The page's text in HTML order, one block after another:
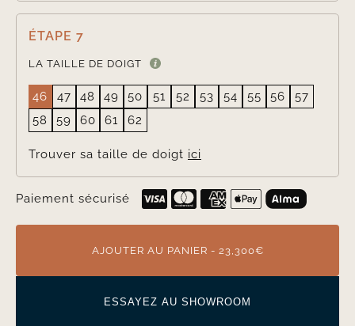
ÉTAPE 7
LA TAILLE DE DOIGT
46 47 48 49 50 51 52 53 54 55 56
57
58
59 60 61 62
Trouver sa taille de doigt ici
Paiement sécurisé
AJOUTER AU PANIER - 23,300€
ESSAYEZ AU SHOWROOM